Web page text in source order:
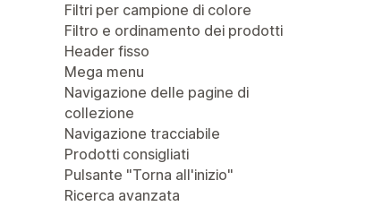
Filtri per campione di colore
Filtro e ordinamento dei prodotti
Header fisso
Mega menu
Navigazione delle pagine di
collezione
Navigazione tracciabile
Prodotti consigliati
Pulsante "Torna all'inizio"
Ricerca avanzata